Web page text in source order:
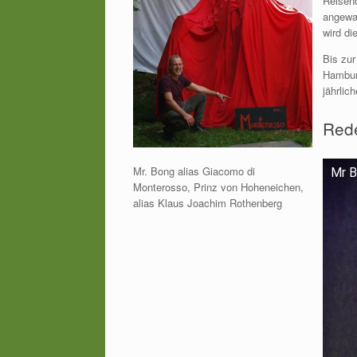
Mr. Bong alias Giacomo di
Monterosso, Prinz von Hoheneichen,
alias Klaus Joachim Rothenberg
wird
Bis
Mr